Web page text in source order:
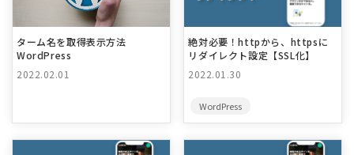
ターム名を取得表示方法
WordPress
2022.02.01
絶対必要！httpから、httpsに
リダイレクト設定【SSL化】
2022.01.30
WordPress